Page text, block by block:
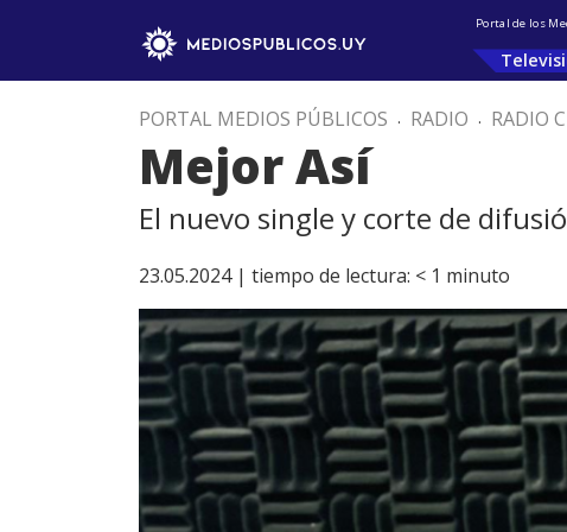
Portal de los
PORTAL MEDIOS PÚBLICOS . RADIO . RADIO
Mejor Así
El nuevo single y corte de
23.05.2024 | tiempo de lectura: < 1 minuto